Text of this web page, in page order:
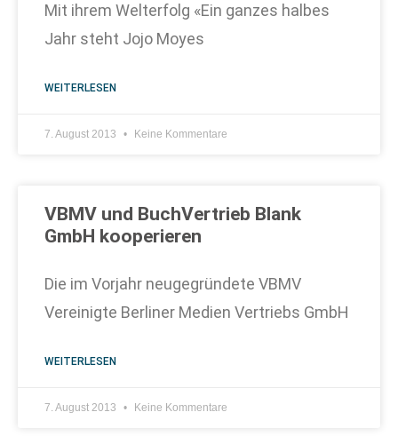
Mit ihrem Welterfolg «Ein ganzes halbes
Jahr steht Jojo Moyes
WEITERLESEN
7. August 2013 Keine Kommentare
VBMV und BuchVertrieb Blank
GmbH kooperieren
Die im Vorjahr neugegründete VBMV
Vereinigte Berliner Medien Vertriebs GmbH
WEITERLESEN
7. August 2013 Keine Kommentare